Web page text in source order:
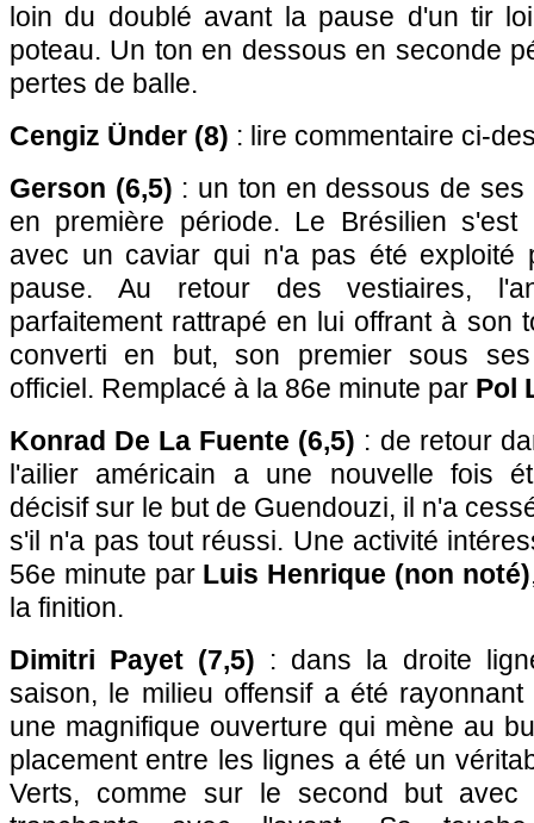
loin du doublé avant la pause d'un tir
poteau. Un ton en dessous en seconde
pertes de balle.
Cengiz Ünder (8) : lire commentaire ci-
Gerson (6,5) : un ton en dessous de
en première période. Le Brésilien s'est
avec un caviar qui n'a pas été exploité
pause. Au retour des vestiaires,
parfaitement rattrapé en lui offrant à son
converti en but, son premier sous
officiel. Remplacé à la 86e minute par Pol
Konrad De La Fuente (6,5) : de retour
l'ailier américain a une nouvelle fois
décisif sur le but de Guendouzi, il n'a
s'il n'a pas tout réussi. Une activité
56e minute par Luis Henrique (non noté)
la finition.
Dimitri Payet (7,5) : dans la droite
saison, le milieu offensif a été
une magnifique ouverture qui mène au
placement entre les lignes a été un
Verts, comme sur le second but avec